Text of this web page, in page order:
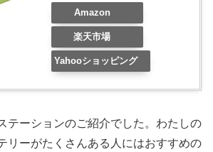
Amazon
楽天市場
Yahooショッピング
テーションのご紹介でした。わたしの
リーがたくさんある人にはおすすめの